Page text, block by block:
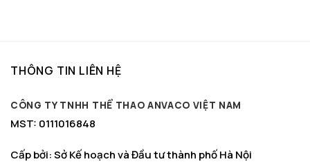
THÔNG TIN LIÊN HỆ
CÔNG TY TNHH THỂ THAO ANVACO VIỆT NAM
MST: 0111016848
Cấp bởi: Sở Kế hoạch và Đầu tư thành phố Hà Nội